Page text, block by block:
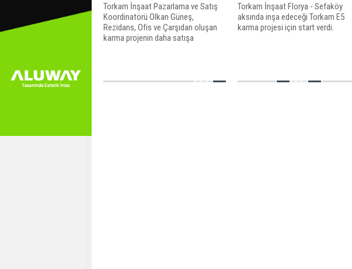
Torkam İnşaat Pazarlama ve Satış
Koordinatörü Olkan Güneş,
Rezidans, Ofis ve Çarşıdan oluşan
karma projenin daha satışa
Torkam İnşaat Florya - Sefaköy
aksında inşa edeceği Torkam E5
karma projesi için start verdi.